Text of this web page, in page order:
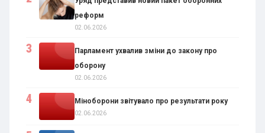
реформ
02.06.2026
Парламент ухвалив зміни до закону про
оборону
02.06.2026
Міноборони звітувало про результати року
02.06.2026